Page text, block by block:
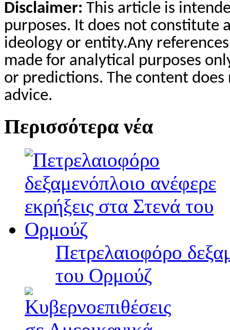
Disclaimer: This article is
purposes. It does not constitute
ideology or entity.Any
made for analytical purposes
or predictions. The content
advice.
Περισσότερα νέα
Πετρελαιοφόρο
του Ορμούζ